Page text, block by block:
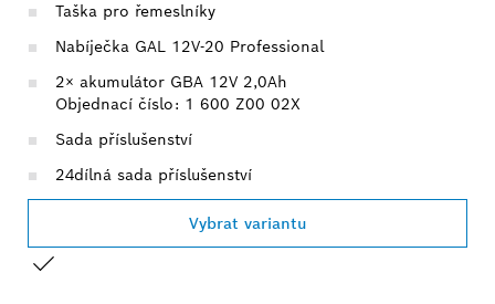
Taška pro řemeslníky
Nabíječka GAL 12V-20 Professional
2× akumulátor GBA 12V 2,0Ah
Objednací číslo: 1 600 Z00 02X
Sada příslušenství
24dílná sada příslušenství
Vybrat variantu